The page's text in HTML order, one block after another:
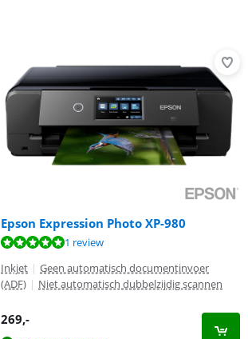
Epson Expression Photo XP-980
Beoordeling is 9,6 van de 10, gebaseerd op 1 review.
1 review
Inkjet | Geen automatisch documentinvoer
(ADF) | Niet automatisch dubbelzijdig scannen
269,-
Beoordeling is 8,4 van de 10, gebaseerd op 36 reviews.
Beoordeling is 8,8 van de 10, gebaseerd op 23 reviews.